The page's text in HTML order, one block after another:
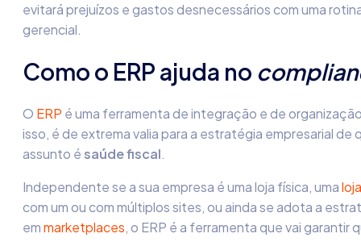
evitará prejuízos e gastos desnecessários com uma
gerencial.
Como o ERP ajuda no
O ERP é uma ferramenta de integração e de
isso, é de extrema valia para a estratégia empresarial de
assunto ésaúde fiscal.
Independente se a sua empresa é uma loja física, uma
com um ou com múltiplos sites, ou ainda se adota a
emmarketplaces, o ERP é a ferramenta que vai garantir